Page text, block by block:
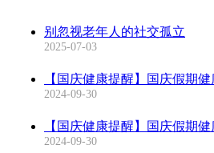
别忽视老年人的社交孤立
2025-07-03
【国庆健康提醒】国庆假期
2024-09-30
【国庆健康提醒】国庆假期
2024-09-30